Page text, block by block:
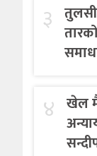
३
४ खेल